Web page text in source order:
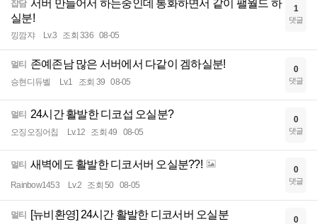
잡담 서버 만들어서 하는중인데 통화하면서 같이 팰월드 하
실분!
낑깜쟈 Lv.3 조회 336 08-05
1
댓글
멀티 존예존남 많은 서버에서 다같이 겜하실분!
승현디듀벨 Lv.1 조회 39 08-05
0
댓글
멀티 24시간 활발한 디코섭 오실분?
오징오징어칩 Lv.12 조회 49 08-05
0
댓글
멀티 새벽에도 활발한 디코서버 오실분??!
Rainbow1453 Lv.2 조회 50 08-05
0
댓글
멀티 [뉴비환영] 24시간 활발한 디코서버 오실분 0